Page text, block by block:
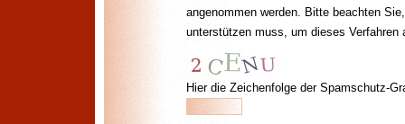
angenommen werden. Bitte beachten
unterstützen muss, um dieses Verfahren
Hier die Zeichenfolge der Spamschutz-